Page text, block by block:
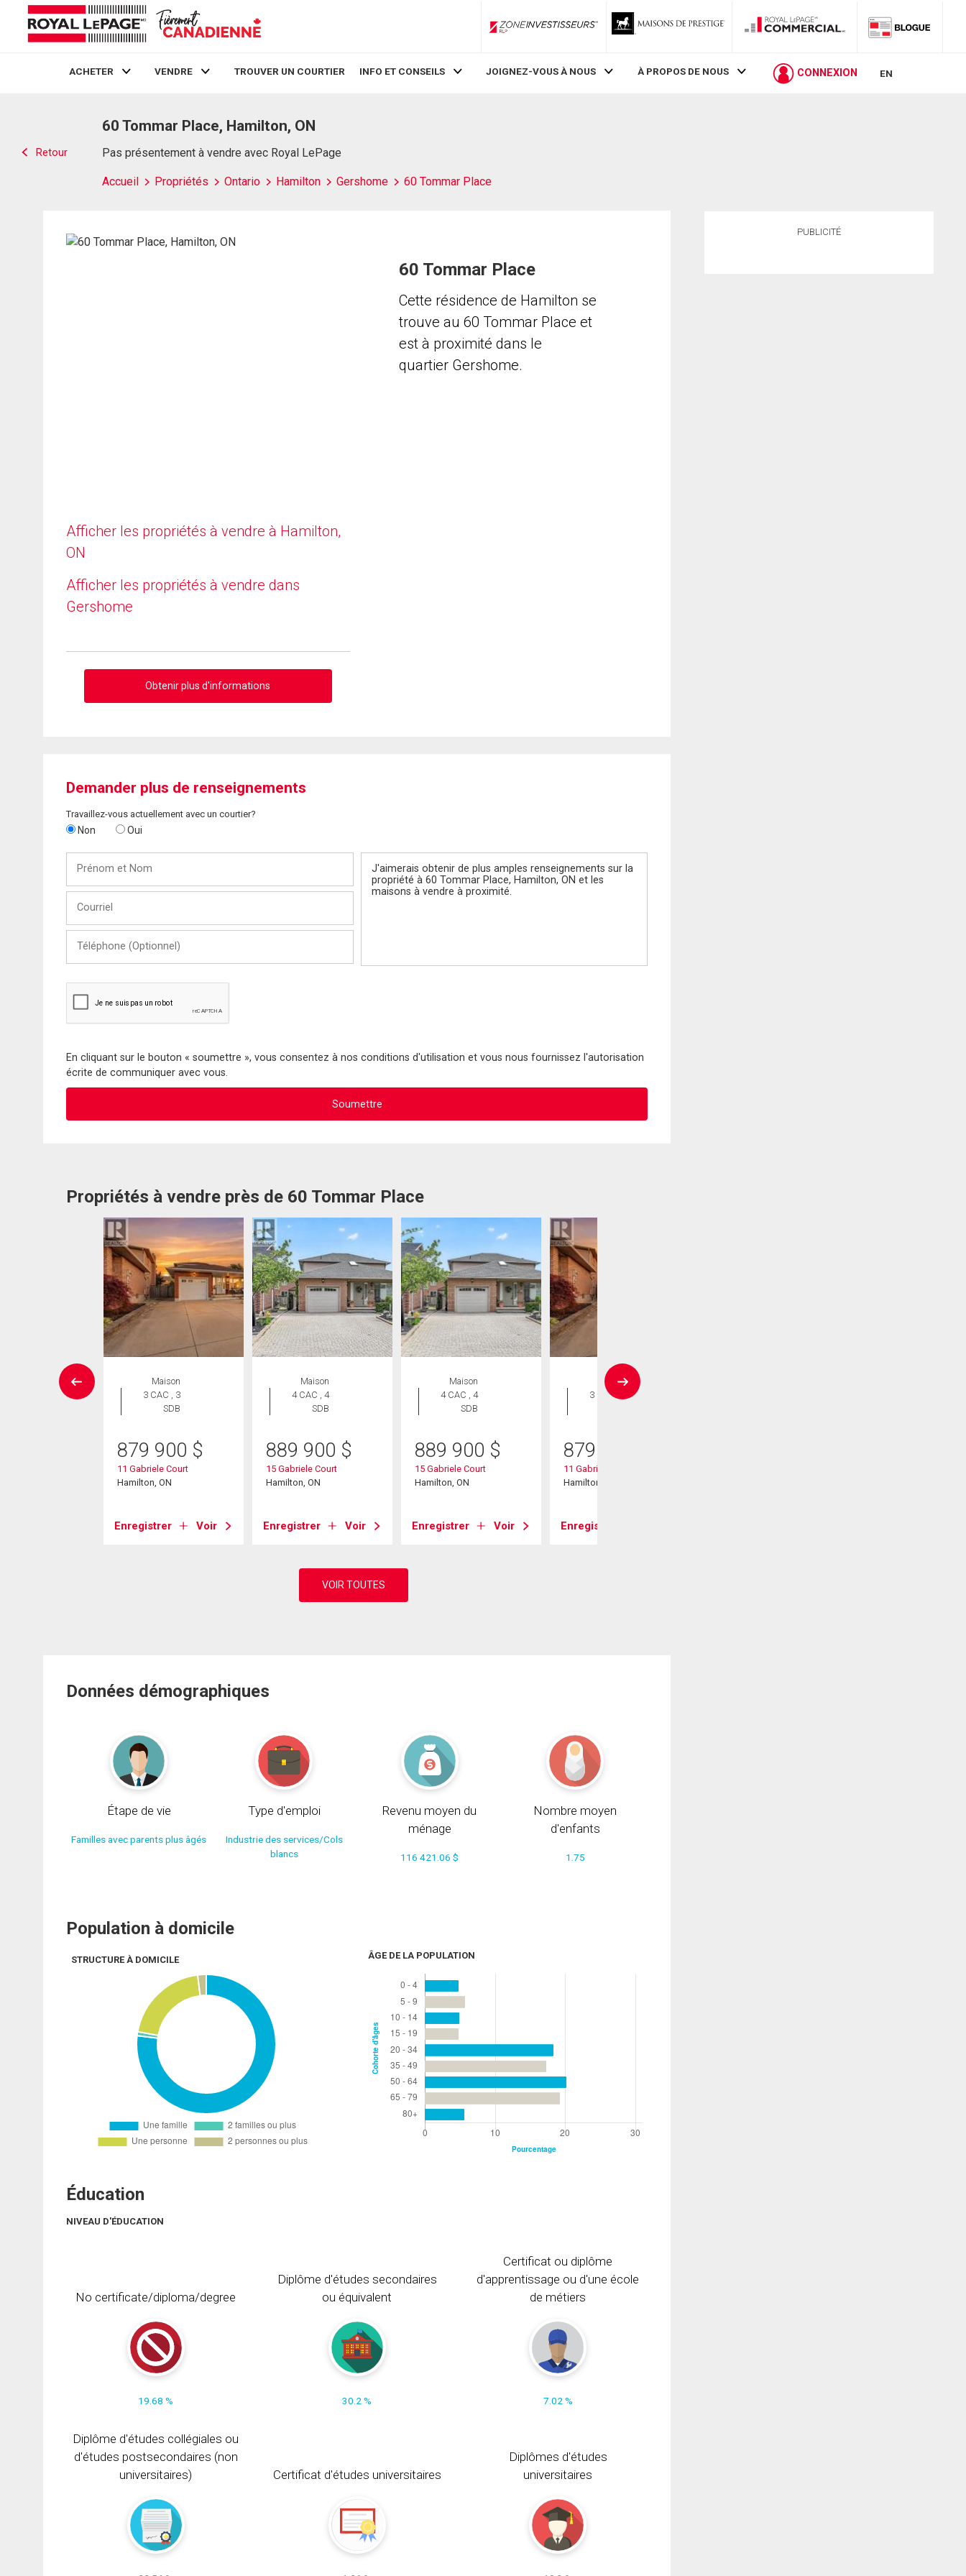
ZoneInvestisseurs RLP
ACHETER VENDRE TROUVER UN COURTIER INFO ET CONSEILS JOIGNEZ-VOUS À NOUS À PROPOS DE NOUS CONNEXION EN
Retour
60 Tommar Place, Hamilton, ON
Pas présentement à vendre avec Royal LePage
Accueil Propriétés Ontario Hamilton Gershome 60 Tommar Place
Afficher les propriétés à vendre à Hamilton,
ON
Afficher les propriétés à vendre dans
Gershome
Obtenir plus d'informations
60 Tommar Place
Cette résidence de Hamilton se
trouve au 60 Tommar Place et
est à proximité dans le
quartier Gershome.
Demander plus de renseignements
Travaillez-vous actuellement avec un courtier?
Non Oui
Nom
(Optionnel)
En cliquant sur le bouton « soumettre », vous consentez à nos conditions d'utilisation et vous nous fournissez l'autorisation
écrite de communiquer avec vous.
Propriétés à vendre près de 60 Tommar Place
Maison
3 CAC , 3
SDB
879 900 $
11 Gabriele Court
Hamilton, ON
Enregistrer Voir
Maison
4 CAC , 4
SDB
889 900 $
15 Gabriele Court
Hamilton, ON
Enregistrer Voir
Maison
4 CAC , 4
SDB
889 900 $
15 Gabriele Court
Hamilton, ON
Enregistrer Voir
Maison
3 CAC , 3
879 900
11 Gabriele Court
Hamilton, ON
Enregistrer
Données démographiques
Étape de vie
Familles avec parents plus âgés
Type d'emploi
Industrie des services/Cols
blancs
Revenu moyen du
ménage
116 421.06 $
Nombre moyen
d'enfants
1.75
Population à domicile
STRUCTURE À DOMICILE ÂGE DE LA POPULATION
Éducation
NIVEAU D'ÉDUCATION
No certificate/diploma/degree
19.68 %
Diplôme d'études secondaires
ou équivalent
30.2 %
Certificat ou diplôme
d'apprentissage ou d'une école
de métiers
7.02 %
Diplôme d'études collégiales ou
d'études postsecondaires (non
universitaires)
Certificat d'études universitaires
Diplômes d'études
universitaires
PUBLICITÉ